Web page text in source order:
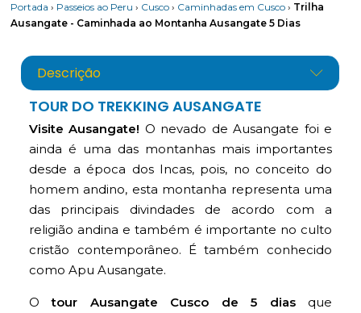
Portada › Passeios ao Peru › Cusco › Caminhadas em Cusco › Trilha
Ausangate - Caminhada ao Montanha Ausangate 5 Dias
Descrição
TOUR DO TREKKING AUSANGATE
Visite Ausangate! O nevado de Ausangate foi e
ainda é uma das montanhas mais importantes
desde a época dos Incas, pois, no conceito do
homem andino, esta montanha representa uma
das principais divindades de acordo com a
religião andina e também é importante no culto
cristão contemporâneo. É também conhecido
como Apu Ausangate.
Otour Ausangate Cusco de 5 diasque